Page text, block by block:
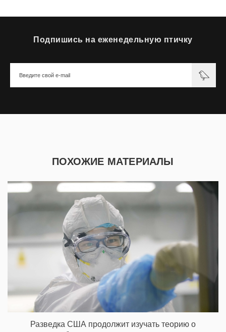
Подпишись на еженедельную птичку
ПОХОЖИЕ МАТЕРИАЛЫ
Разведка США продолжит изучать теорию о